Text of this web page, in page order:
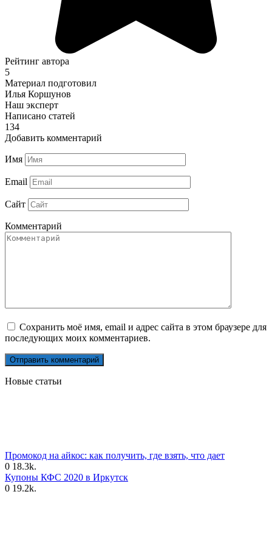
Рейтинг автора
5
Материал подготовил
Илья Коршунов
Наш эксперт
Написано статей
134
Добавить комментарий
Имя
Email
Сайт
Комментарий
Сохранить моё имя, email и адрес сайта в этом браузере для
последующих моих комментариев.
Новые статьи
Промокод на айкос: как получить, где взять, что дает
0 18.3k.
Купоны КФС 2020 в Иркутск
0 19.2k.